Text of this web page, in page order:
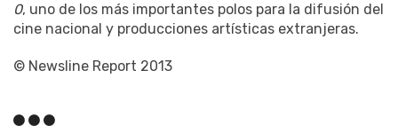
0, uno de los más importantes polos para la difusión del
cine nacional y producciones artísticas extranjeras.
© Newsline Report 2013